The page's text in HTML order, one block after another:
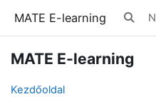
MATE E-learning
MATE E-learning
Kezdőoldal